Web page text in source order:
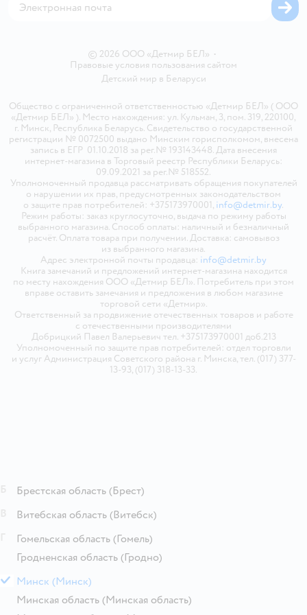
© 2026 ООО «Детмир БЕЛ» •
Правовые условия пользования сайтом
Детский мир в Беларуси
Общество с ограниченной ответственностью «Детмир БЕЛ» ( ООО
«Детмир БЕЛ» ). Место нахождения: ул. Кульман, 3, пом. 319, 220100,
г. Минск, Республика Беларусь. Свидетельство о государственной
регистрации № 0072500 выдано Минским горисполкомом, внесена
запись в ЕГР 01.10.2018 за рег.№ 193143448. Дата внесения
интернет-магазина в Торговый реестр Республики Беларусь:
09.09.2021 за рег.№ 518552.
Уполномоченный продавца рассматривать обращения покупателей
о нарушении их прав, предусмотренных законодательством
о защите прав потребителей: +375173970001, info@detmir.by.
Режим работы: заказ круглосуточно, выдача по режиму работы
выбранного магазина. Способ оплаты: наличный и безналичный
расчёт. Оплата товара при получении. Доставка: самовывоз
из выбранного магазина.
Адрес электронной почты продавца: info@detmir.by
Книга замечаний и предложений интернет-магазина находится
по месту нахождения ООО «Детмир БЕЛ». Потребитель при этом
вправе оставить замечания и предложения в любом магазине
торговой сети «Детмир».
Ответственный за продвижение отечественных товаров и работе
с отечественными производителями
Добрицкий Павел Валерьевич тел. +375173970001 доб.213
Уполномоченный по защите прав потребителей: отдел торговли
и услуг Администрация Советского района г. Минска, тел. (017) 377-
13-93, (017) 318-13-33.
Брестская область (Брест)
Витебская область (Витебск)
Гомельская область (Гомель)
Гродненская область (Гродно)
М Минск (Минск)
Минская область (Минская область)